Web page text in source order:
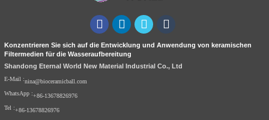
Konzentrieren Sie sich auf die Entwicklung und Anwendung von keramischen
Filtermedien für die Wasseraufbereitung
Shandong Eternal World New Material Industrial Co., Ltd
E-Mail :nina@bioceramicball.com
WhatsApp :+86-13678826976
Tel :+86-13678826976